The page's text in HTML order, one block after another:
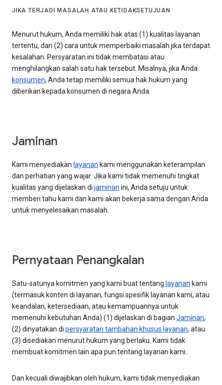
JIKA TERJADI MASALAH ATAU KETIDAKSETUJUAN
Menurut hukum, Anda memiliki hak atas (1) kualitas layanan
tertentu, dan (2) cara untuk memperbaiki masalah jika terdapat
kesalahan. Persyaratan ini tidak membatasi atau
menghilangkan salah satu hak tersebut. Misalnya, jika Anda
konsumen, Anda tetap memiliki semua hak hukum yang
diberikan kepada konsumen di negara Anda.
Jaminan
Kami menyediakan layanan kami menggunakan keterampilan
dan perhatian yang wajar. Jika kami tidak memenuhi tingkat
kualitas yang dijelaskan di jaminan ini, Anda setuju untuk
memberi tahu kami dan kami akan bekerja sama dengan Anda
untuk menyelesaikan masalah.
Pernyataan Penangkalan
Satu-satunya komitmen yang kami buat tentang layanan kami
(termasuk konten di layanan, fungsi spesifik layanan kami, atau
keandalan, ketersediaan, atau kemampuannya untuk
memenuhi kebutuhan Anda) (1) dijelaskan di bagian Jaminan,
(2) dinyatakan di persyaratan tambahan khusus layanan, atau
(3) disediakan menurut hukum yang berlaku. Kami tidak
membuat komitmen lain apa pun tentang layanan kami.
Dan kecuali diwajibkan oleh hukum, kami tidak menyediakan